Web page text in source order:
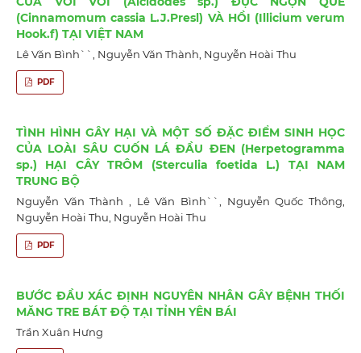
(Cinnamomum cassia L.J.Presl) VÀ HỒI (Illicium verum
Hook.f) TẠI VIỆT NAM
Lê Văn Bình``, Nguyễn Văn Thành, Nguyễn Hoài Thu
PDF
TÌNH HÌNH GÂY HẠI VÀ MỘT SỐ ĐẶC ĐIỂM SINH HỌC
CỦA LOÀI SÂU CUỐN LÁ ĐẦU ĐEN (Herpetogramma
sp.) HẠI CÂY TRÔM (Sterculia foetida L.) TẠI NAM
TRUNG BỘ
Nguyễn Văn Thành , Lê Văn Bình``, Nguyễn Quốc Thông,
Nguyễn Hoài Thu, Nguyễn Hoài Thu
PDF
BƯỚC ĐẦU XÁC ĐỊNH NGUYÊN NHÂN GÂY BỆNH THỐI
MĂNG TRE BÁT ĐỘ TẠI TỈNH YÊN BÁI
Trần Xuân Hưng